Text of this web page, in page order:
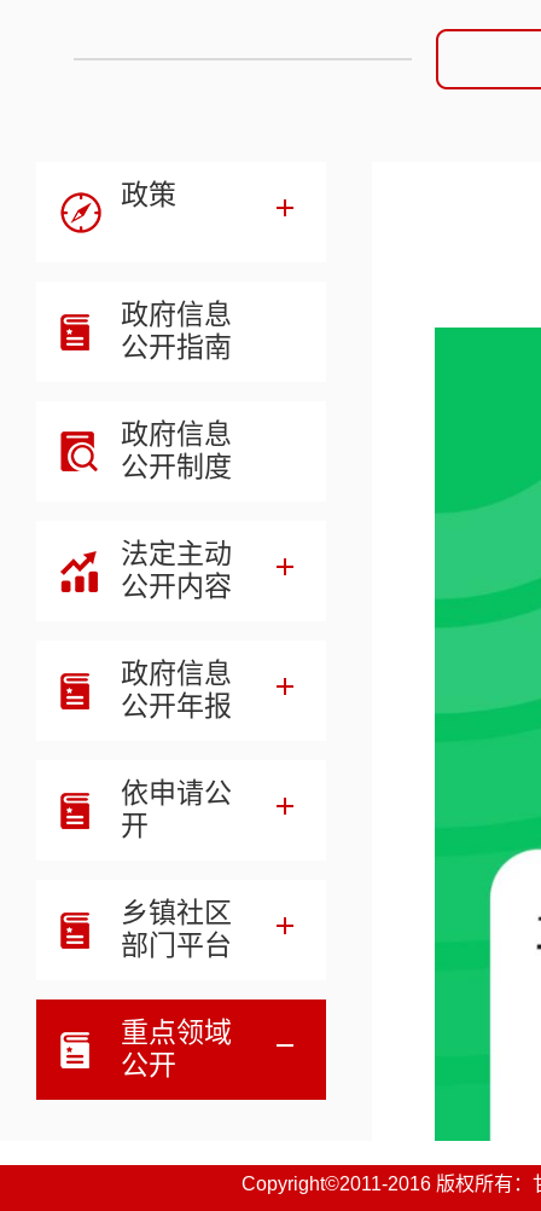
政策
政府信息
公开指南
政府信息
公开制度
法定主动
公开内容
政府信息
公开年报
依申请公
开
乡镇社区
部门平台
重点领域
公开
Copyright©2011-2016 版权所有：